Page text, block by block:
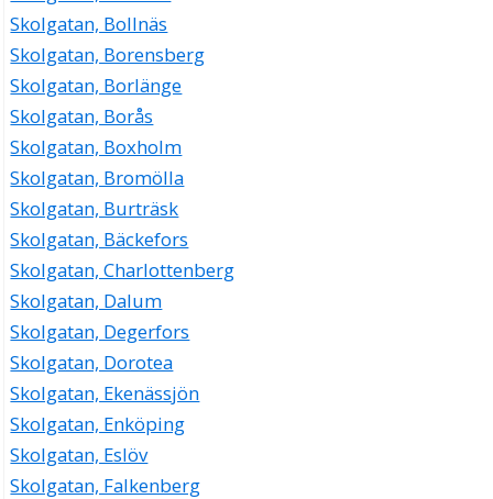
Skolgatan, Bollnäs
Skolgatan, Borensberg
Skolgatan, Borlänge
Skolgatan, Borås
Skolgatan, Boxholm
Skolgatan, Bromölla
Skolgatan, Burträsk
Skolgatan, Bäckefors
Skolgatan, Charlottenberg
Skolgatan, Dalum
Skolgatan, Degerfors
Skolgatan, Dorotea
Skolgatan, Ekenässjön
Skolgatan, Enköping
Skolgatan, Eslöv
Skolgatan, Falkenberg